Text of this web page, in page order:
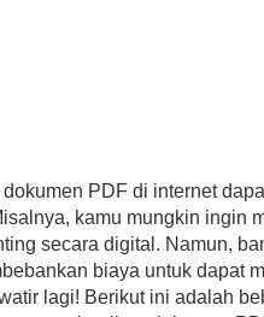
PDF di internet
kamu mungkin ingin
secara digital. Namun,
biaya untuk dapat
lagi! Berikut ini adalah